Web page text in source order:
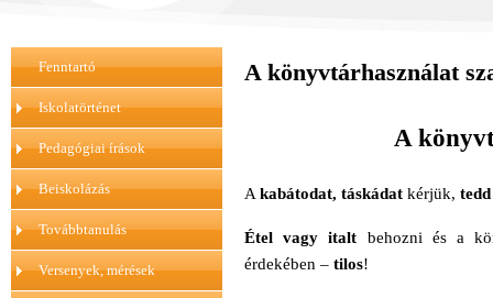
Fenntartó
Iskolatörténet
Pedagógiai írások
Beiskolázás
Továbbtanulás
Versenyek, mérések
A könyvtárhasználat
A
A kabátodat, táskádat kérjük,
Étel vagy italt behozni és a
érdekében – tilos!